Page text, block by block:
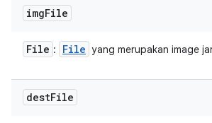
imgFile
File : File yang merupakan image
destFile